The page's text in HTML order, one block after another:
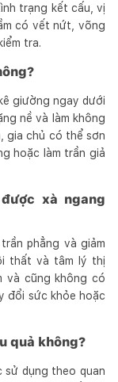
trạng kết cấu, vị
có vết nứt, võng
tra.
giường ngay dưới
nề và làm không
gia chủ có thể sơn
hoặc làm trần giả
xà ngang
phẳng và giảm
thất và tâm lý thị
và cũng không có
đổi sức khỏe hoặc
quả không?
sử dụng theo quan